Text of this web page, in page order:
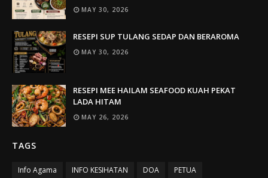
MAY 30, 2026
RESEPI SUP TULANG SEDAP DAN BERAROMA
MAY 30, 2026
RESEPI MEE HAILAM SEAFOOD KUAH PEKAT
LADA HITAM
MAY 26, 2026
TAGS
Info Agama INFO KESIHATAN DOA
PETUA